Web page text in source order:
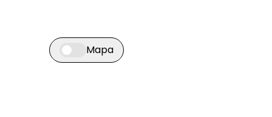
Przełącz widok mapy
Mapa